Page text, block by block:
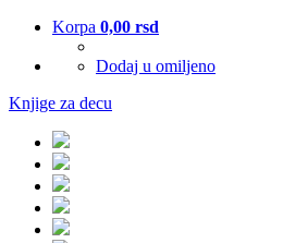
Korpa 0,00 rsd
Dodaj u omiljeno
Knjige za decu